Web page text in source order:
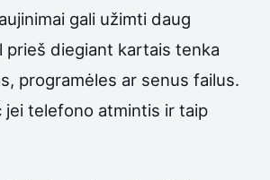
gali užimti daug
prieš diegiant kartais tenka
programėles ar senus failus.
jei telefono atmintis ir taip